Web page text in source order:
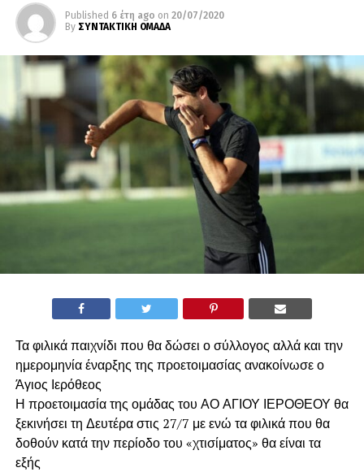
Published 6 έτη ago on 20/07/2020
By ΣΥΝΤΑΚΤΙΚΗ ΟΜΑΔΑ
Τα φιλικά παιχνίδι που θα δώσει ο σύλλογος αλλά και την
ημερομηνία έναρξης της προετοιμασίας ανακοίνωσε ο
Άγιος Ιερόθεος
Η προετοιμασία της ομάδας του ΑΟ ΑΓΙΟΥ ΙΕΡΟΘΕΟΥ θα
ξεκινήσει τη Δευτέρα στις 27/7 με ενώ τα φιλικά που θα
δοθούν κατά την περίοδο του «χτισίματος» θα είναι τα
εξής